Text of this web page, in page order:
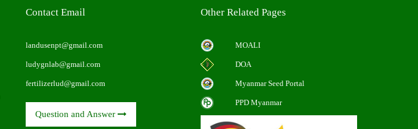
Contact Email
landusenpt@gmail.com
ludygnlab@gmail.com
fertilizerlud@gmail.com
Question and Answer
Other Related Pages
MOALI
DOA
Myanmar Seed Portal
PPD Myanmar